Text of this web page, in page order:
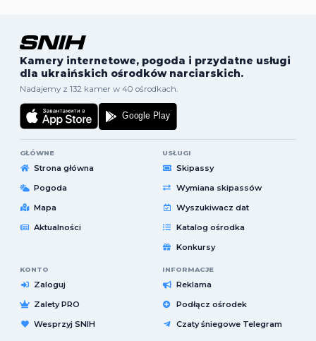
Kamery internetowe, pogoda i przydatne usługi
dla ukraińskich ośrodków narciarskich.
Nadajemy z 132 kamer w 40 ośrodkach.
GŁÓWNE
Strona główna
Pogoda
Mapa
Aktualności
USŁUGI
Skipassy
Wymiana skipassów
Wyszukiwacz dat
Katalog ośrodka
Konkursy
KONTO
Zaloguj
Zalety PRO
Wesprzyj SNIH
INFORMACJE
Reklama
Podłącz ośrodek
Czaty śniegowe Telegram